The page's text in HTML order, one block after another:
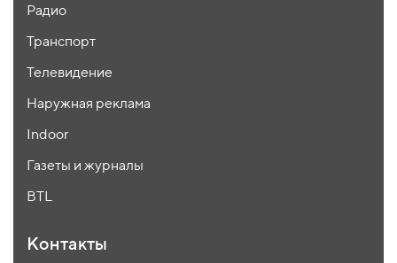
Радио
Транспорт
Телевидение
Наружная реклама
Indoor
Газеты и журналы
BTL
Контакты